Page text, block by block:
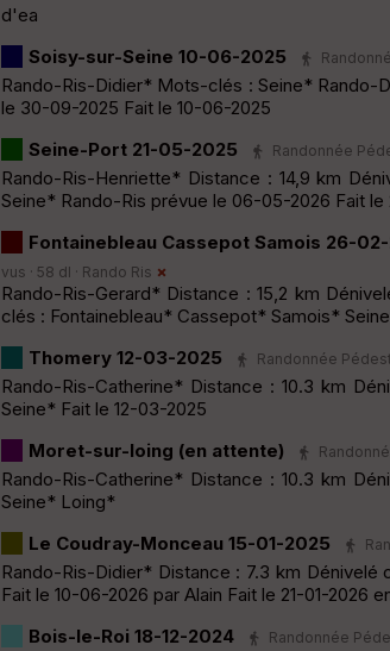
d'ea
Soisy-sur-Seine 10-06-2025
Rando-Ris-Didier* Mots-clés : Seine* Rando-
le 30-09-2025 Fait le 10-06-2025
Seine-Port 21-05-2025
Randonnée
Rando-Ris-Henriette* Distance : 14,9 km
Seine* Rando-Ris prévue le 06-05-2026 Fait le
Fontainebleau Cassepot Samois 26-
vus · 58 dl · Rando Ris
Rando-Ris-Gerard* Distance : 15,2 km
clés : Fontainebleau* Cassepot* Samois*
Thomery 12-03-2025
Randonnée
Rando-Ris-Catherine* Distance : 10.3 km
Seine* Fait le 12-03-2025
Moret-sur-loing (en attente)
Rando-Ris-Catherine* Distance : 10.3 km
Seine* Loing*
Le Coudray-Monceau 15-01-2025
Rando-Ris-Didier* Distance : 7.3 km
Fait le 10-06-2026 par Alain Fait le 21-01-2026
Bois-le-Roi 18-12-2024
Randonnée